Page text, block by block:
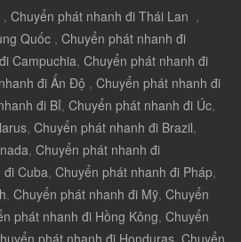
, Chuyển phát nhanh đi Thái Lan ,
Quốc , Chuyển phát nhanh đi
Campuchia, Chuyển phát nhanh đi
đi Ấn Độ , Chuyển phát nhanh đi
đi Bỉ, Chuyển phát nhanh đi Úc,
, Chuyển phát nhanh đi Brazil,
, Chuyển phát nhanh đi
đi Cuba, Chuyển phát nhanh đi Pháp,
, Chuyển phát nhanh đi Mỹ, Chuyển
phát nhanh đi Hồng Kông, Chuyển